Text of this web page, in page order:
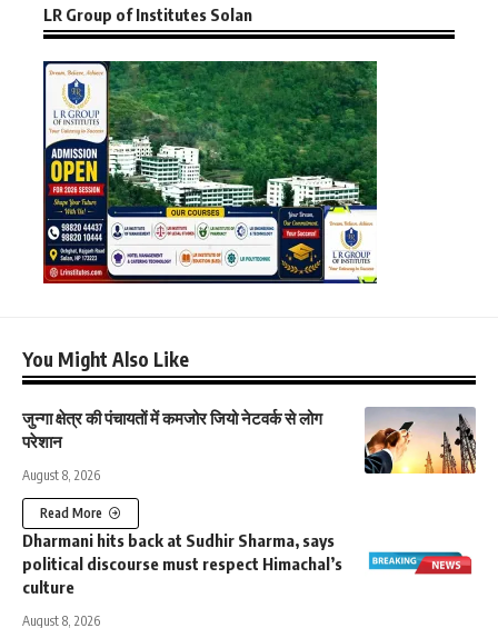
LR Group of Institutes Solan
You Might Also Like
जुन्गा क्षेत्र की पंचायतों में कमजोर जियो नेटवर्क से लोग
परेशान
August 8, 2026
Read More
Dharmani hits back at Sudhir Sharma, says
political discourse must respect Himachal’s
culture
August 8, 2026